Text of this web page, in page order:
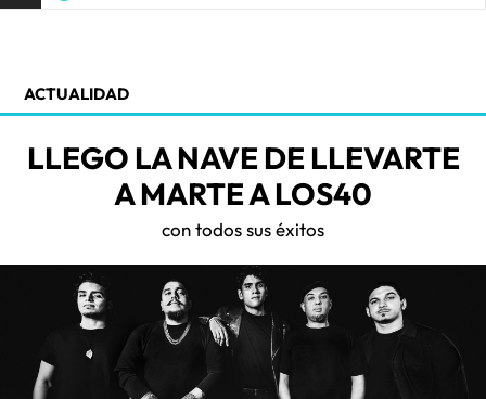
ACTUALIDAD
LLEGO LA NAVE DE LLEVARTE
A MARTE A LOS40
con todos sus éxitos